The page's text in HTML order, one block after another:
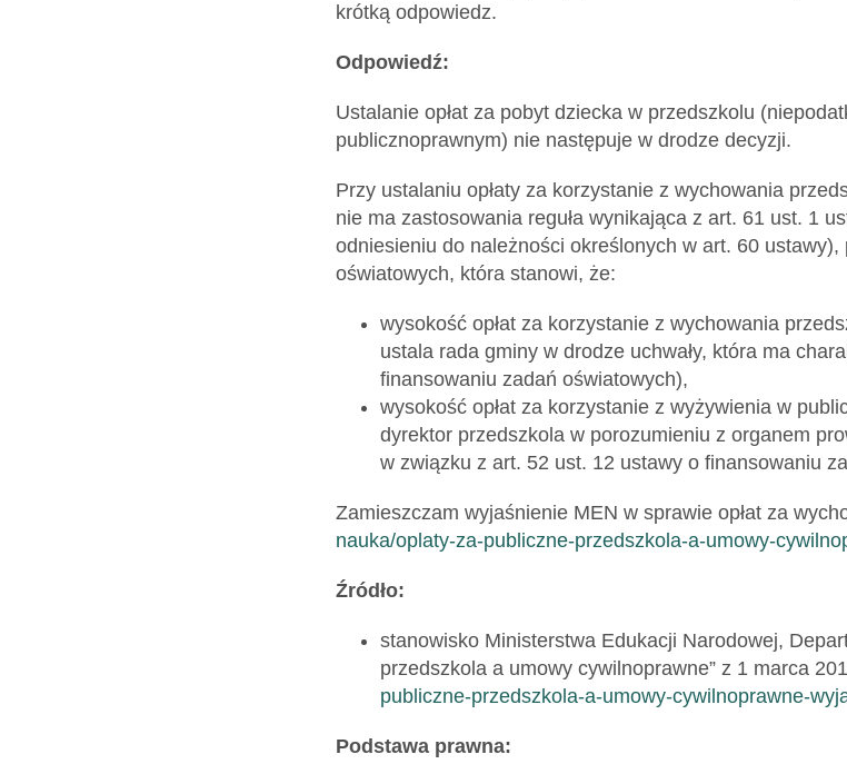
krótką odpowiedz.
Odpowiedź:
Ustalanie opłat za pobyt dziecka w przedszkolu
publicznoprawnym) nie następuje w drodze decyzji.
Przy ustalaniu opłaty za korzystanie z wychowania
nie ma zastosowania reguła wynikająca z art. 61 ust. 1
odniesieniu do należności określonych w art. 60
oświatowych, która stanowi, że:
wysokość opłat za korzystanie z wychowania
ustala rada gminy w drodze uchwały, która ma
finansowaniu zadań oświatowych),
wysokość opłat za korzystanie z wyżywienia w
dyrektor przedszkola w porozumieniu z organem
w związku z art. 52 ust. 12 ustawy o finansowaniu
Zamieszczam wyjaśnienie MEN w sprawie opłat za
nauka/oplaty-za-publiczne-przedszkola-a-umowy-
Źródło:
stanowisko Ministerstwa Edukacji Narodowej,
przedszkola a umowy cywilnoprawne” z 1 marca
publiczne-przedszkola-a-umowy-cywilnoprawne-
Podstawa prawna: